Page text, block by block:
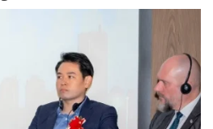
Công nghệ
Sành điệu
Tin Công nghệ